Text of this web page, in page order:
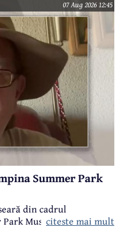
07 Aug 2026 12:45
Summer Park
din cadrul
Music 2026.
citeste mai mult